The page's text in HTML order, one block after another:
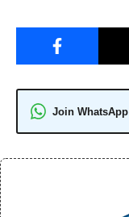
Join WhatsApp